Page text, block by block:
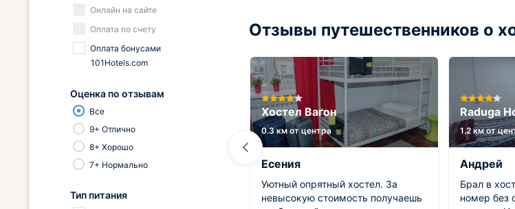
Отзывы путешественников о
Гостиница Барнаул
1 км от центра
Светлана
воспоминания. Понравилось
Хостел Вагон
0.3 км от центра
Есения
Уютный опрятный хостел. За
невысокую стоимость получаешь
Raduga
1.2 км от
Андрей
Брал в
номер без
Онлайн на сайте
Оплата по счету
Оплата бонусами
101Hotels.com
Оценка по отзывам
Все
9+ Отлично
8+ Хорошо
7+ Нормально
Тип питания